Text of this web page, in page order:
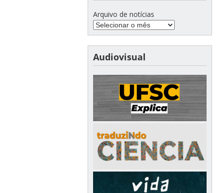
Arquivo de notícias
Audiovisual